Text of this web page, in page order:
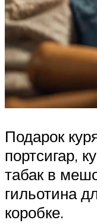
Подарок
портсигар,
табак в
гильотина
коробке.